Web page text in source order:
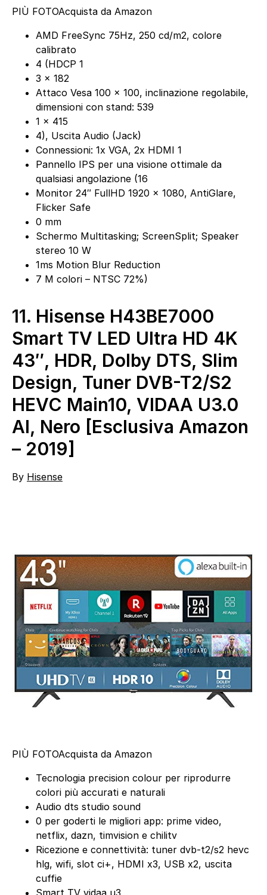
PIÙ FOTOAcquista da Amazon
AMD FreeSync 75Hz, 250 cd/m2, colore
calibrato
4 (HDCP 1
3 x 182
Attaco Vesa 100 x 100, inclinazione regolabile,
dimensioni con stand: 539
1 x 415
4), Uscita Audio (Jack)
Connessioni: 1x VGA, 2x HDMI 1
Pannello IPS per una visione ottimale da
qualsiasi angolazione (16
Monitor 24″ FullHD 1920 x 1080, AntiGlare,
Flicker Safe
0 mm
Schermo Multitasking; ScreenSplit; Speaker
stereo 10 W
1ms Motion Blur Reduction
7 M colori – NTSC 72%)
11. Hisense H43BE7000
Smart TV LED Ultra HD 4K
43″, HDR, Dolby DTS, Slim
Design, Tuner DVB-T2/S2
HEVC Main10, VIDAA U3.0
AI, Nero [Esclusiva Amazon
– 2019]
By Hisense
PIÙ FOTOAcquista da Amazon
Tecnologia precision colour per riprodurre
colori più accurati e naturali
Audio dts studio sound
0 per goderti le migliori app: prime video,
netflix, dazn, timvision e chilitv
Ricezione e connettività: tuner dvb-t2/s2 hevc
hlg, wifi, slot ci+, HDMI x3, USB x2, uscita
cuffie